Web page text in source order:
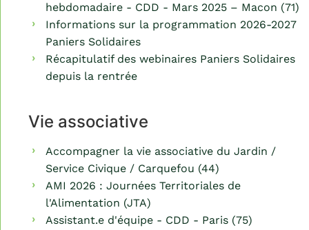
hebdomadaire - CDD - Mars 2025 – Macon (71)
Informations sur la programmation 2026-2027
Paniers Solidaires
Récapitulatif des webinaires Paniers Solidaires
depuis la rentrée
Vie associative
Accompagner la vie associative du Jardin /
Service Civique / Carquefou (44)
AMI 2026 : Journées Territoriales de
l'Alimentation (JTA)
Assistant.e d'équipe - CDD - Paris (75)